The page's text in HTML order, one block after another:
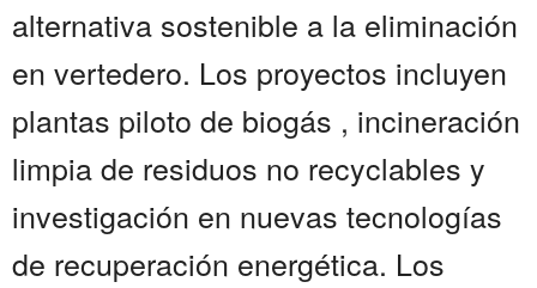
alternativa sostenible a la eliminación
en vertedero. Los proyectos incluyen
plantas piloto de biogás , incineración
limpia de residuos no recyclables y
investigación en nuevas tecnologías
de recuperación energética. Los